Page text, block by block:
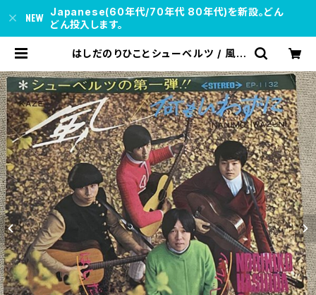
Japanese(60年代/70年代 80年代)を新設。どん
どん投入します。
はしだのりひことシューベルツ / 風 |